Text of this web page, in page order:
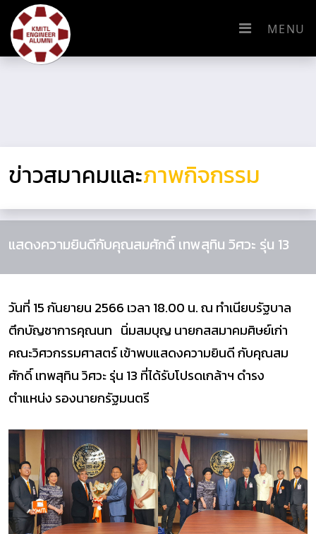
MENU
ข่าวสมาคมและภาพกิจกรรม
แสดงความยินดีกับคุณสมศักดิ์ เทพสุทิน วิศวะ รุ่น 13
วันที่ 15 กันยายน 2566 เวลา 18.00 น. ณ ทำเนียบรัฐบาล
ตึกบัญชาการคุณนท นิ่มสมบุญ นายกสสมาคมศิษย์เก่า
คณะวิศวกรรมศาสตร์ เข้าพบแสดงความยินดี กับคุณสม
ศักดิ์ เทพสุทิน วิศวะ รุ่น 13 ที่ได้รับโปรดเกล้าฯ ดำรง
ตำแหน่ง รองนายกรัฐมนตรี